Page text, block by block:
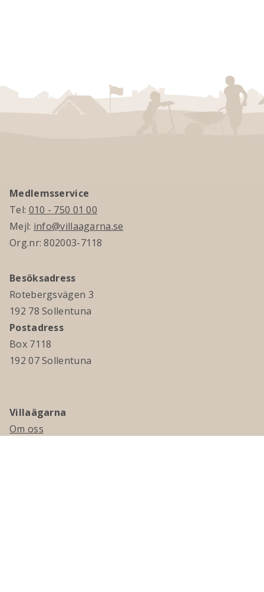
Medlemsservice
Tel: 010 - 750 01 00
Mejl: info@villaagarna.se
Org.nr: 802003-7118
Besöksadress
Rotebergsvägen 3
192 78 Sollentuna
Postadress
Box 7118
192 07 Sollentuna
Villaägarna
Om oss